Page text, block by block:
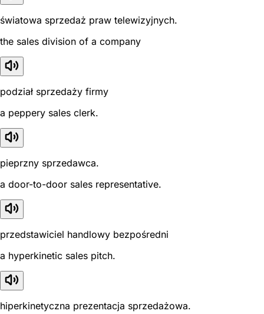
światowa sprzedaż praw telewizyjnych.
the sales division of a company
podział sprzedaży firmy
a peppery sales clerk.
pieprzny sprzedawca.
a door-to-door sales representative.
przedstawiciel handlowy bezpośredni
a hyperkinetic sales pitch.
hiperkinetyczna prezentacja sprzedażowa.